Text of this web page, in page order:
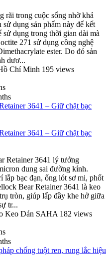
rãi trong cuộc sống nhờ khả
dụng sản phẩm này để kết
sử dụng trong thời gian dài mà
271 sử dụng công nghệ
ester. Do đó sản
dươ...
Chí Minh 195 views
3641 – Giữ chặt bạc
3641 – Giữ chặt bạc
Retainer 3641 lý tưởng
dung sai đường kính.
bạc đạn, ống lót sơ mi, phốt
Bear Retainer 3641 là keo
tròn, giúp lấp đầy khe hở giữa
tr...
Keo Dán SAHA 182 views
chống tuột ren, rung lắc hiệu